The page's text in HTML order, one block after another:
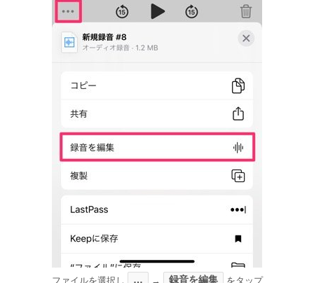
ファイルを選択し … → 録音を編集 をタップ